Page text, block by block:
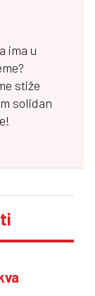
ima u
stiže
solidan